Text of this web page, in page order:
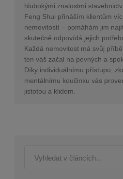
hlubokými znalostmi
Feng Shui přináším klientům
nemovitostí – pomáhám jim
skutečně odpovídá jejich
Každá nemovitost má svůj
ten váš začal na pevných a
Díky individuálnímu přístupu,
mentálnímu koučinku vás
jistotou a klidem.